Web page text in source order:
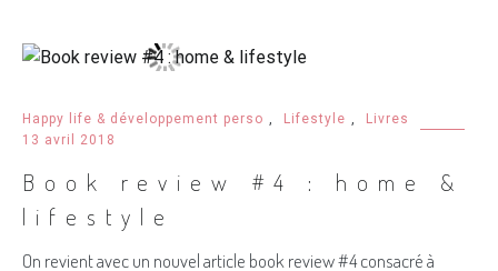
Happy life & développement perso , Lifestyle ,
Livres
13 avril 2018
Book review #4 : home &
lifestyle
On revient avec un nouvel article book review #4 consacré à